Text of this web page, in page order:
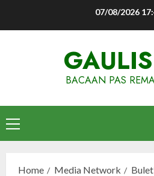
07/08/2026
BACAAN PAS
Primary
Menu
Home Media Network